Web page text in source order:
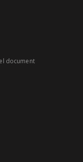
document